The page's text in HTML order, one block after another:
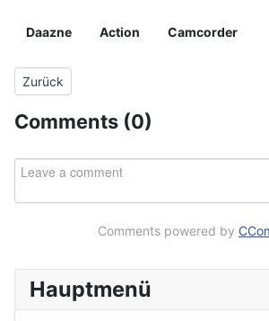
Daazne Action Camcorder
Vorheriger Beitrag: Erfahrungsbericht
Zurück
Comments (0)
Comments powered by
Hauptmenü